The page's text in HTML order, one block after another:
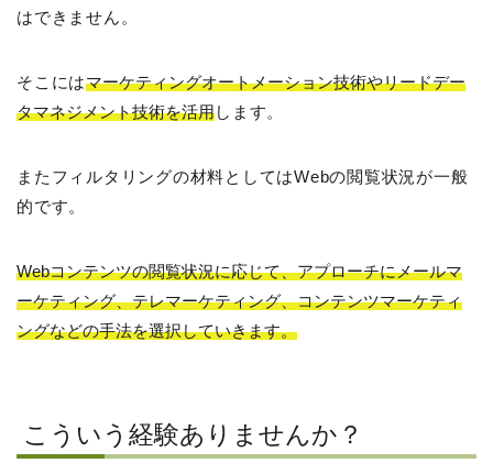
はできません。
そこにはマーケティングオートメーション技術やリードデー
タマネジメント技術を活用します。
またフィルタリングの材料としてはWebの閲覧状況が一般
的です。
Webコンテンツの閲覧状況に応じて、アプローチにメールマ
ーケティング、テレマーケティング、コンテンツマーケティ
ングなどの手法を選択していきます。
こういう経験ありませんか？